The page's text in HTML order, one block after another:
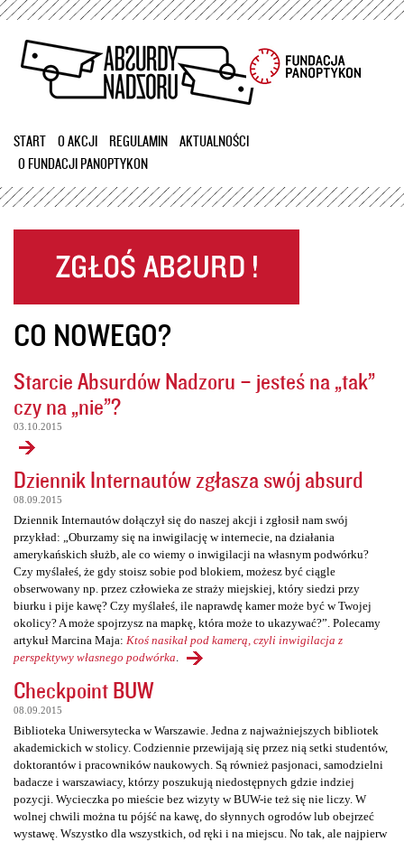
Przejdź
treści
START O AKCJI REGULAMIN
AKTUALNOŚCI
O FUNDACJI PANOPTYKON
CO NOWEGO?
Starcie Absurdów Nadzoru – jesteś na „tak”
czy na „nie”?
03.10.2015
Dziennik Internautów zgłasza swój absurd
08.09.2015
Dziennik Internautów dołączył się do naszej akcji i zgłosił nam swój
przykład: „Oburzamy się na inwigilację w internecie, na działania
amerykańskich służb, ale co wiemy o inwigilacji na własnym podwórku?
Czy myślałeś, że gdy stoisz sobie pod blokiem, możesz być ciągle
obserwowany np. przez człowieka ze straży miejskiej, który siedzi przy
biurku i pije kawę? Czy myślałeś, ile naprawdę kamer może być w Twojej
okolicy? A może spojrzysz na mapkę, która może to ukazywać?”. Polecamy
artykuł Marcina Maja: Ktoś nasikał pod kamerą, czyli inwigilacja z
perspektywy własnego podwórka
Checkpoint BUW
08.09.2015
Biblioteka Uniwersytecka w Warszawie. Jedna z najważniejszych bibliotek
akademickich w stolicy. Codziennie przewijają się przez nią setki studentów,
doktorantów i pracowników naukowych. Są również pasjonaci, samodzielni
badacze i warszawiacy, którzy poszukują niedostępnych gdzie indziej
pozycji. Wycieczka po mieście bez wizyty w BUW-ie też się nie liczy. W
wolnej chwili można tu pójść na kawę, do słynnych ogrodów lub obejrzeć
wystawę. Wszystko dla wszystkich, od ręki i na miejscu. No tak, ale najpierw